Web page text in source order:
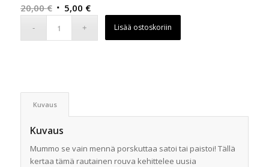
20,00€ Alkuperäinen
5,00 €Nykyinen
Lisää ostoskoriin
Kuvaus
Kuvaus
Mummo se vain mennä porskuttaa satoi tai paistoi! Tällä
kertaa tämä rautainen rouva kehittelee uusia